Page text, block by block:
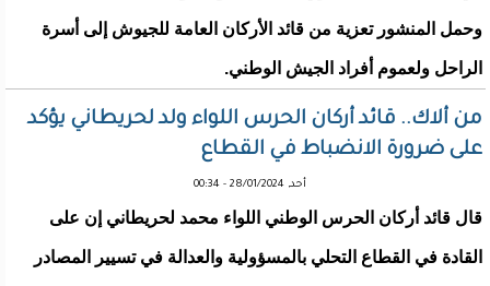
وحمل المنشور تعزية من قائد الأركان العامة للجيوش إلى أسرة
الراحل ولعموم أفراد الجيش الوطني.
من ألاك.. قائد أركان الحرس اللواء ولد لحريطاني يؤكد
على ضرورة الانضباط في القطاع
أحد, 28/01/2024 - 00:34
قال قائد أركان الحرس الوطني اللواء محمد لحريطاني إن على
القادة في القطاع التحلي بالمسؤولية والعدالة في تسيير المصادر